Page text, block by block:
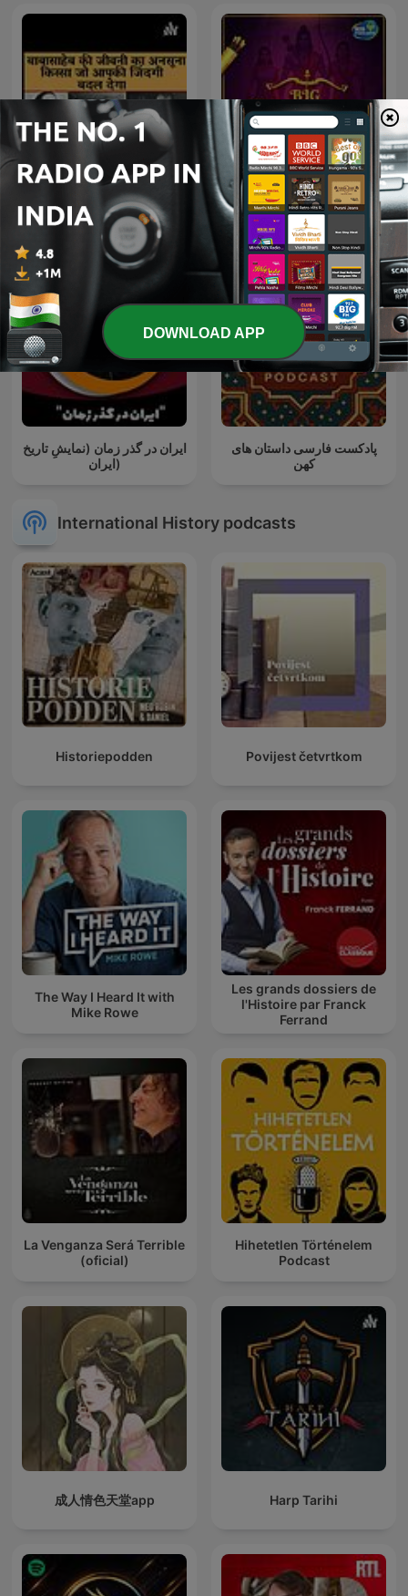
Untold Story of Dr
Babasaheb Ambedkar
Big Ramayan
ایران در گذر زمان (نمایشِ تاریخ
ایران)
پادکست فارسی داستان های
کهن
International History podcasts
Historiepodden Povijest četvrtkom
The Way I Heard It with
Mike Rowe
Les grands dossiers de
l'Histoire par Franck
Ferrand
La Venganza Será Terrible
(oficial)
Hihetetlen Történelem
Podcast
成人情色天堂app Harp Tarihi
DOWNLOAD APP